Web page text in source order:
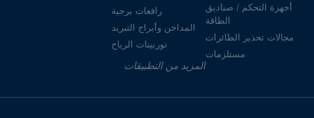
أجهزة التحكم / صناديق
الطاقة
مجالات تحذير الطائرات
مستلزمات
رافعات برجية
المداخن وأبراج التبريد
توربينات الرياح
المزيد من التطبيقات